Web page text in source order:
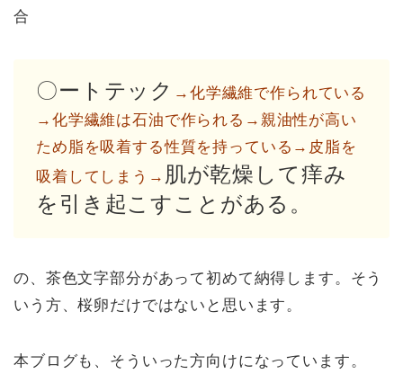
合
〇ートテック →化学繊維で作られている
→化学繊維は石油で作られる→親油性が高い
ため脂を吸着する性質を持っている→皮脂を
吸着してしまう→ 肌が乾燥して痒み
を引き起こすことがある。
の、茶色文字部分があって初めて納得します。そう
いう方、桜卵だけではないと思います。
本ブログも、そういった方向けになっています。